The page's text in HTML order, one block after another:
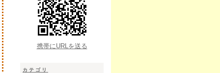
携帯にURLを送る
カテゴリ